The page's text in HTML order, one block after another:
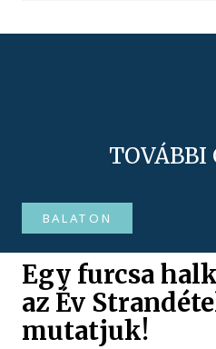
TOVÁBBI
BALATON
Egy furcsa
az Év
mutatjuk!